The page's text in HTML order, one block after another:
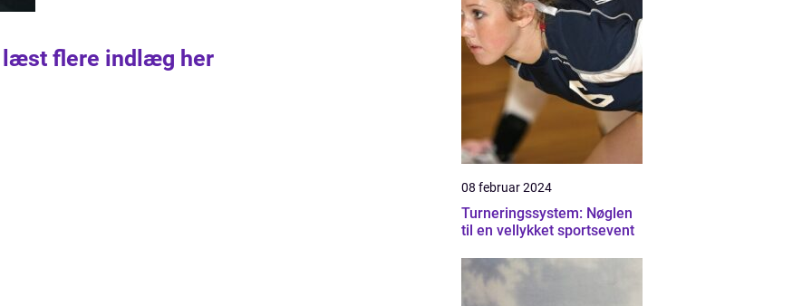
læst flere indlæg her
08 februar 2024
Turneringssystem: Nøglen
til en vellykket sportsevent